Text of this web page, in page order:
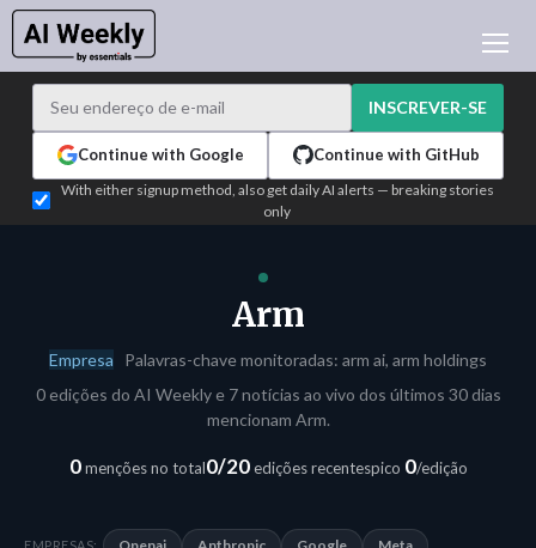
APRENDER IA
TEST EDITION BUILDER
ENTRAR
INSCREVER-SE
Continue with Google Continue with GitHub
With either signup method, also get daily AI alerts — breaking stories
only
Arm
Empresa Palavras-chave monitoradas: arm ai, arm holdings
0 edições do AI Weekly e 7 notícias ao vivo dos últimos 30 dias
mencionam Arm.
0menções no total0/20edições recentespico 0/edição